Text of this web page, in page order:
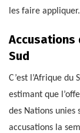
les faire appliquer.
Accusations
Sud
C’est l’Afrique du
estimant que
des Nations unies
accusations la